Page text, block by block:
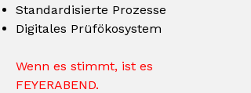
Standardisierte Prozesse
Digitales Prüfökosystem
Wenn es stimmt, ist es
FEYERABEND.